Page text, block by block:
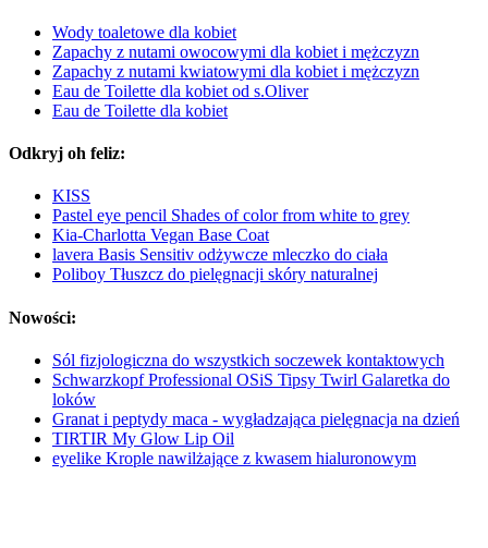
Wody toaletowe dla kobiet
Zapachy z nutami owocowymi dla kobiet i mężczyzn
Zapachy z nutami kwiatowymi dla kobiet i mężczyzn
Eau de Toilette dla kobiet od s.Oliver
Eau de Toilette dla kobiet
Odkryj oh feliz:
KISS
Pastel eye pencil Shades of color from white to grey
Kia-Charlotta Vegan Base Coat
lavera Basis Sensitiv odżywcze mleczko do ciała
Poliboy Tłuszcz do pielęgnacji skóry naturalnej
Nowości:
Sól fizjologiczna do wszystkich soczewek kontaktowych
Schwarzkopf Professional OSiS Tipsy Twirl Galaretka do
loków
Granat i peptydy maca - wygładzająca pielęgnacja na dzień
TIRTIR My Glow Lip Oil
eyelike Krople nawilżające z kwasem hialuronowym